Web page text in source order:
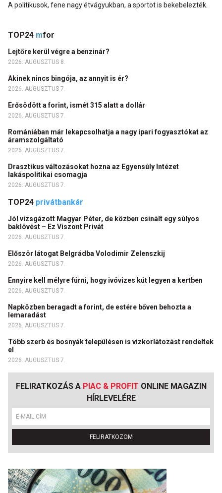
A politikusok, fene nagy étvágyukban, a sportot is bekebelezték.
TOP24 mfor
Lejtőre kerül végre a benzinár?
2026. AUGUSZTUS 8.
Akinek nincs bingója, az annyit is ér?
2026. AUGUSZTUS 7.
Erősödött a forint, ismét 315 alatt a dollár
2026. AUGUSZTUS 7.
Romániában már lekapcsolhatja a nagy ipari fogyasztókat az
áramszolgáltató
2026. AUGUSZTUS 7.
Drasztikus változásokat hozna az Egyensúly Intézet
lakáspolitikai csomagja
2026. AUGUSZTUS 7.
TOP24 privátbankár
Jól vizsgázott Magyar Péter, de közben csinált egy súlyos
baklövést – Ez Viszont Privát
2026. AUGUSZTUS 7.
Először látogat Belgrádba Volodimir Zelenszkij
2026. AUGUSZTUS 7.
Ennyire kell mélyre fúrni, hogy ivóvizes kút legyen a kertben
2026. AUGUSZTUS 7.
Napközben beragadt a forint, de estére bőven behozta a
lemaradást
2026. AUGUSZTUS 7.
Több szerb és bosnyák településen is vízkorlátozást rendeltek
el
2026. AUGUSZTUS 7.
FELIRATKOZÁS A PIAC & PROFIT ONLINE MAGAZIN
HÍRLEVELÉRE
FELIRATKOZOM